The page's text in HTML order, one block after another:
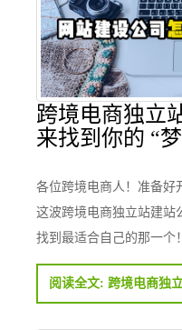
跨境电商独立
来找到你的 “
各位跨境电商人！准备好
这波跨境电商独立站建站
找到最适合自己的那一个！